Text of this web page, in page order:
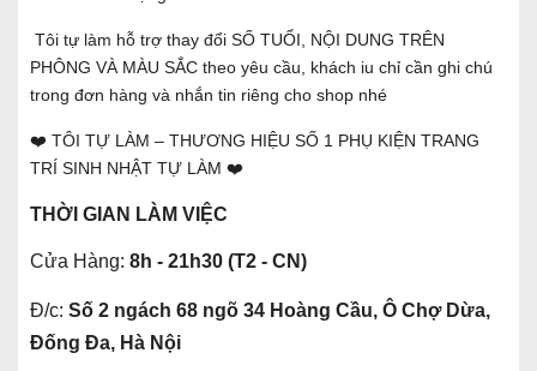
Tôi tự làm hỗ trợ thay đổi SỐ TUỔI, NỘI DUNG TRÊN
PHÔNG VÀ MÀU SẮC theo yêu cầu, khách iu chỉ cần ghi chú
trong đơn hàng và nhắn tin riêng cho shop nhé
❤️ TÔI TỰ LÀM – THƯƠNG HIỆU SỐ 1 PHỤ KIỆN TRANG
TRÍ SINH NHẬT TỰ LÀM ❤️
THỜI GIAN LÀM VIỆC
Cửa Hàng: 8h - 21h30 (T2 - CN)
Đ/c: Số 2 ngách 68 ngõ 34 Hoàng Cầu, Ô Chợ Dừa,
Đống Đa, Hà Nội